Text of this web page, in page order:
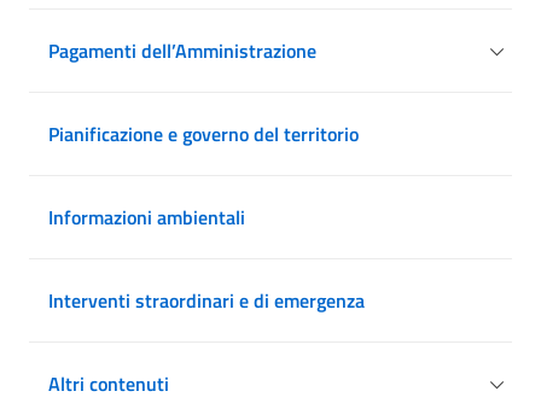
Pagamenti dell’Amministrazione
Pianificazione e governo del territorio
Informazioni ambientali
Interventi straordinari e di emergenza
Altri contenuti